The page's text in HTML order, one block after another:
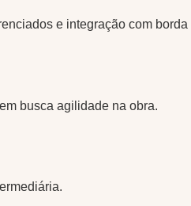
e integração com
busca agilidade na obra.